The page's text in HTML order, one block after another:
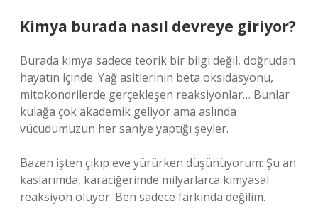
Kimya burada nasıl devreye giriyor?
Burada kimya sadece teorik bir bilgi değil, doğrudan
hayatın içinde. Yağ asitlerinin beta oksidasyonu,
mitokondrilerde gerçekleşen reaksiyonlar… Bunlar
kulağa çok akademik geliyor ama aslında
vücudumuzun her saniye yaptığı şeyler.
Bazen işten çıkıp eve yürürken düşünüyorum: Şu an
kaslarımda, karaciğerimde milyarlarca kimyasal
reaksiyon oluyor. Ben sadece farkında değilim.